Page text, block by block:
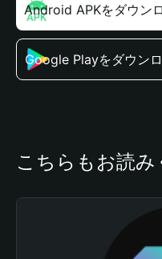
Android APKをダウン
Google Playをダウン
こちらもお読み